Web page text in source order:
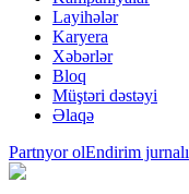
Layihələr
Karyera
Xəbərlər
Bloq
Müştəri dəstəyi
Əlaqə
Partnyor olEndirim jurnalı